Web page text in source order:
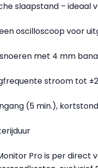
slaapstand – ideaal
oscilloscoop voor
met 4 mm
stroom tot
(5 min.),
Pro is per direct